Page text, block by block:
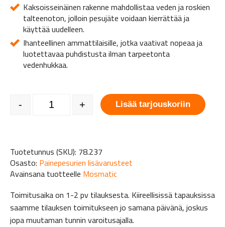
Kaksoisseinäinen rakenne mahdollistaa veden ja roskien
talteenoton, jolloin pesujäte voidaan kierrättää ja
käyttää uudelleen.
Ihanteellinen ammattilaisille, jotka vaativat nopeaa ja
luotettavaa puhdistusta ilman tarpeetonta
vedenhukkaa.
Pesulautanen - Mosmatic FL-ABB 300 mm määrä
- + Lisää tarjouskoriin
Tuotetunnus (SKU): 78.237
Osasto: Painepesurien lisävarusteet
Avainsana tuotteelle Mosmatic
Toimitusaika on 1-2 pv tilauksesta. Kiireellisissä tapauksissa
saamme tilauksen toimitukseen jo samana päivänä, joskus
jopa muutaman tunnin varoitusajalla.